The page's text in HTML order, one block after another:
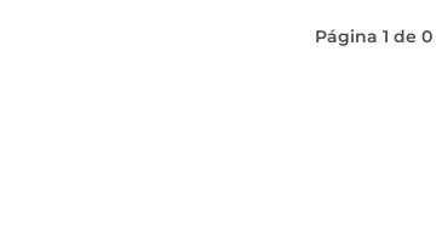
Página 1 de 0